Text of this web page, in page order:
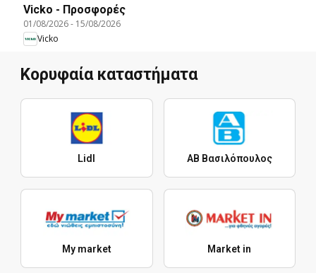
Vicko - Προσφορές
01/08/2026- 15/08/2026
Vicko
Κορυφαία καταστήματα
Lidl ΑΒ Βασιλόπουλος
My market Market in